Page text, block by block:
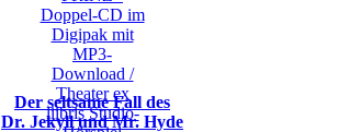
Der seltsame Fall des
Dr. Jekyll und Mr. Hyde